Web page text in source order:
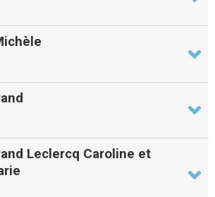
Leclercq Caroline et